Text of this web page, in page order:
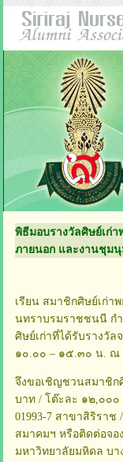
พิธีมอบรางวัลศิษย์เก่
ภายนอก และงานชุมนุ
เรียน สมาชิกศิษย์เก่า
นทราบรมราชชนนี กำ
ศิษย์เก่าที่ได้รับรางวั
๑๐.๐๐ – ๑๕.๓๐ น. ณ
จึงขอเชิญชวนสมาชิก
บาท / โต๊ะละ ๑๒,๐๐๐
01993-7 สาขาสิริรา
สมาคมฯ หรือติดต่อจ
มหาวิทยาลัยมหิดล บ